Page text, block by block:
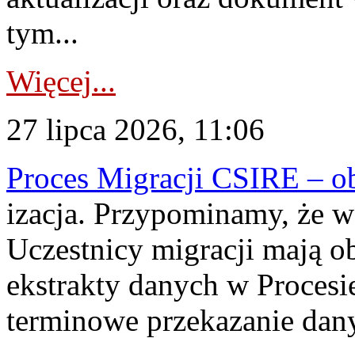
tym...
Więcej...
27 lipca 2026, 11:06
Proces Migracji CSIRE –
izacja. Przypominamy, że
Uczestnicy migracji mają
ekstrakty danych w
terminowe przekazanie